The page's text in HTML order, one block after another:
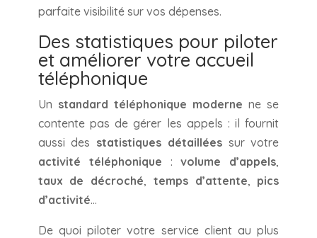
parfaite visibilité sur vos dépenses.
Des statistiques pour piloter
et améliorer votre accueil
téléphonique
Un standard téléphonique moderne ne se
contente pas de gérer les appels : il fournit
aussi des statistiques détailléessur votre
activité téléphonique :volume d’appels,
taux de décroché, temps d’attente, pics
d’activité…
De quoi piloter votre service client au plus